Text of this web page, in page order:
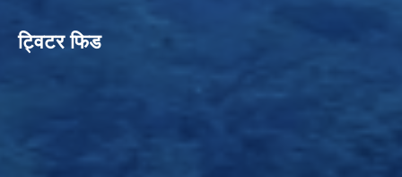
ट्विटर फिड